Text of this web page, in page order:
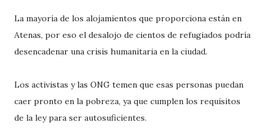
La mayoría de los alojamientos que proporciona están en
Atenas, por eso el desalojo de cientos de refugiados podría
desencadenar una crisis humanitaria en la ciudad.
Los activistas y las ONG temen que esas personas puedan
caer pronto en la pobreza, ya que cumplen los requisitos
de la ley para ser autosuficientes.